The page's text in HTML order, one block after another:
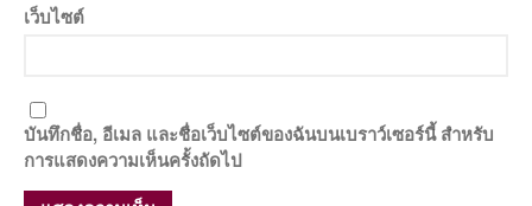
เว็บไซต์
บันทึกชื่อ, อีเมล และชื่อเว็บไซต์ของฉันบนเบราว์เซอร์นี้ สำหรับ
การแสดงความเห็นครั้งถัดไป